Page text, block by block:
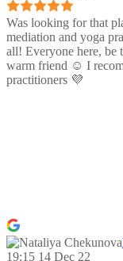
Was looking for that
mediation and yoga
all! Everyone here, be
warm friend ☺️ I
practitioners 💜
19:15 14 Dec 22